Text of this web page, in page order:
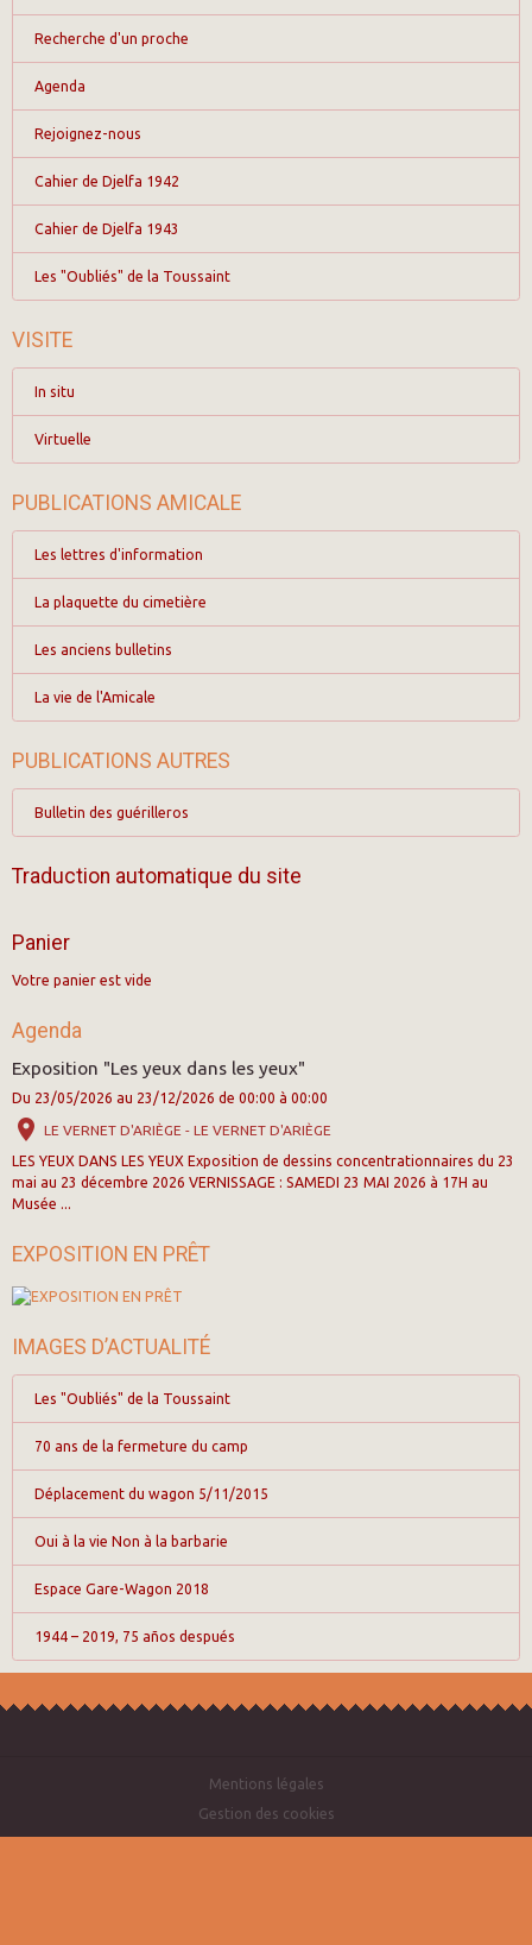
Recherche d'un proche
Agenda
Rejoignez-nous
Cahier de Djelfa 1942
Cahier de Djelfa 1943
Les "Oubliés" de la Toussaint
VISITE
In situ
Virtuelle
PUBLICATIONS AMICALE
Les lettres d'information
La plaquette du cimetière
Les anciens bulletins
La vie de l'Amicale
PUBLICATIONS AUTRES
Bulletin des guérilleros
Traduction automatique du site
Panier
Votre panier est vide
Agenda
Exposition "Les yeux dans les yeux"
Du 23/05/2026 au 23/12/2026 de 00:00 à 00:00
LE VERNET D'ARIÈGE - LE VERNET D'ARIÈGE
LES YEUX DANS LES YEUX Exposition de dessins concentrationnaires du 23
mai au 23 décembre 2026 VERNISSAGE : SAMEDI 23 MAI 2026 à 17H au
Musée ...
EXPOSITION EN PRÊT
IMAGES D’ACTUALITÉ
Les "Oubliés" de la Toussaint
70 ans de la fermeture du camp
Déplacement du wagon 5/11/2015
Oui à la vie Non à la barbarie
Espace Gare-Wagon 2018
1944 – 2019, 75 años después
Mentions légales
Gestion des cookies